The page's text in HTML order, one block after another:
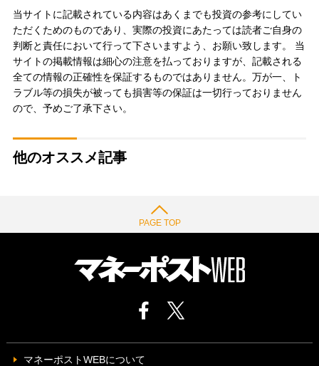
当サイトに記載されている内容はあくまでも投資の参考にしてい
ただくためのものであり、実際の投資にあたっては読者ご自身の
判断と責任において行って下さいますよう、お願い致します。 当
サイトの掲載情報は細心の注意を払っておりますが、記載される
全ての情報の正確性を保証するものではありません。万が一、ト
ラブル等の損失が被っても損害等の保証は一切行っておりません
ので、予めご了承下さい。
他のオススメ記事
PAGE TOP
マネーポストWEBについて